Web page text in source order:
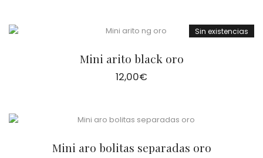
Sin existencias
Mini arito black oro
12,00€
Mini aro bolitas separadas oro